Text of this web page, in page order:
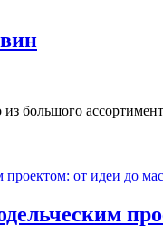
большого